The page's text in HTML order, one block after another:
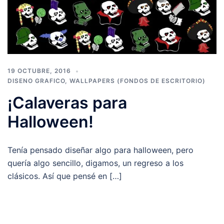
19 OCTUBRE, 2016
DISENO GRAFICO, WALLPAPERS (FONDOS DE ESCRITORIO)
¡Calaveras para
Halloween!
Tenía pensado diseñar algo para halloween, pero
quería algo sencillo, digamos, un regreso a los
clásicos. Así que pensé en […]